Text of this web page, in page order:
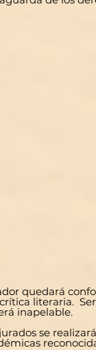
quedará
literaria.
inapelable.
se